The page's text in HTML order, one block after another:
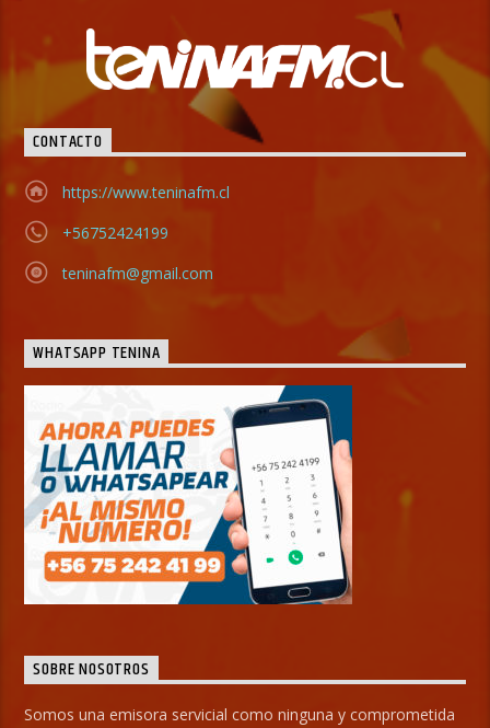
CONTACTO
https://www.teninafm.cl
+56752424199
teninafm@gmail.com
WHATSAPP TENINA
SOBRE NOSOTROS
Somos una emisora servicial como ninguna y comprometida